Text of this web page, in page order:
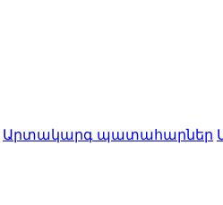
Արտակարգ պատահարներ